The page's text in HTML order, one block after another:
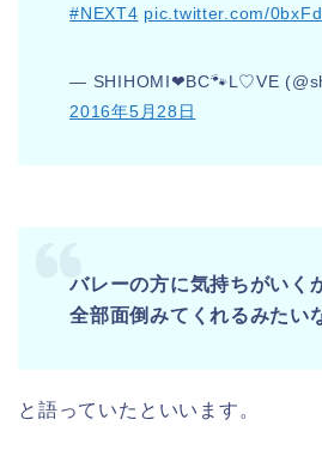
#NEXT4 pic.twitter.com/
— SHIHOMI❤BC🐾L♡VE
2016年5月28日
バレーの方に気持ちがいく
全部面倒みてくれるみたい
と語っていたといいます。